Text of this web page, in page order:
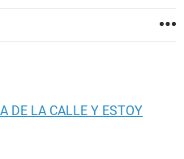
DE LA CALLE Y ESTOY